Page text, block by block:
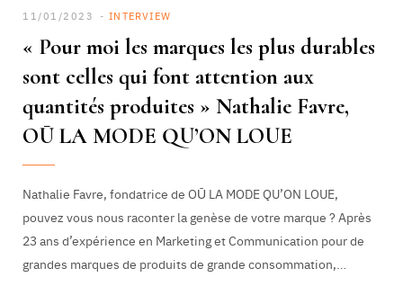
11/01/2023 INTERVIEW
« Pour moi les marques les plus durables
sont celles qui font attention aux
quantités produites » Nathalie Favre,
OŪ LA MODE QU’ON LOUE
Nathalie Favre, fondatrice de OŪ LA MODE QU’ON LOUE,
pouvez vous nous raconter la genèse de votre marque ? Après
23 ans d’expérience en Marketing et Communication pour de
grandes marques de produits de grande consommation,…